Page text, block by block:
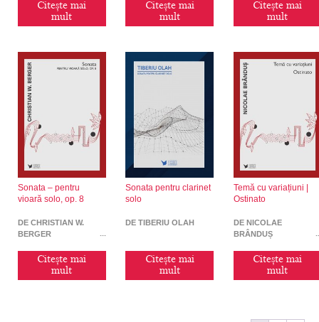
Citește mai
mult
Citește mai
mult
Citește mai
mult
Sonata – pentru
vioară solo, op. 8
DE CHRISTIAN W.
BERGER
Citește mai
mult
Sonata pentru clarinet
solo
DE TIBERIU OLAH
Citește mai
mult
Temă cu variațiuni |
Ostinato
DE NICOLAE
BRÂNDUȘ
Citește mai
mult